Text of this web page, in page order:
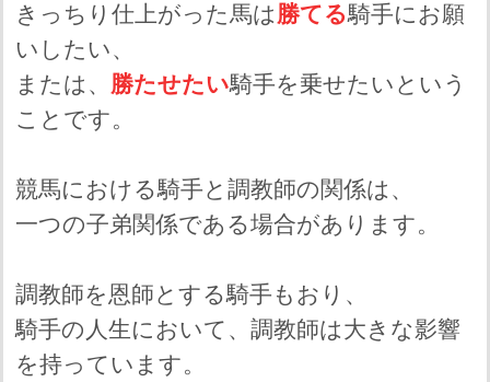
きっちり仕上がった馬は勝てる騎手にお願
いしたい、
または、 勝たせたい騎手を乗せたいという
ことです。
競馬における騎手と調教師の関係は、
一つの子弟関係である場合があります。
調教師を恩師とする騎手もおり、
騎手の人生において、調教師は大きな影響
を持っています。